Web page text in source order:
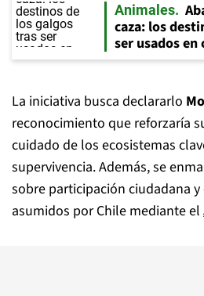
Animales
caza: los
ser usados en
La iniciativa busca declararlo
reconocimiento que reforzaría
cuidado de los ecosistemas
supervivencia. Además, se
sobre participación ciudadana
asumidos por Chile mediante el